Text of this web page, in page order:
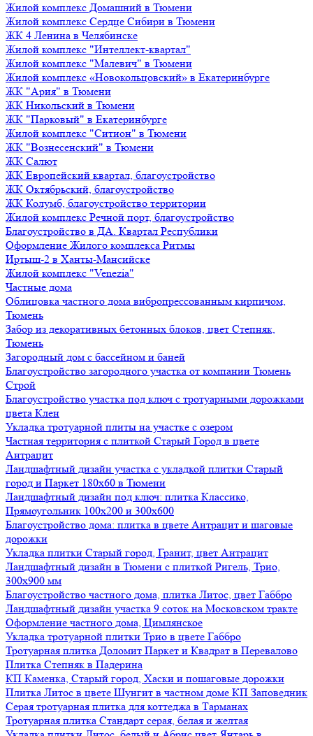
Жилой комплекс Домашний в Тюмени
Жилой комплекс Сердце Сибири в Тюмени
ЖК 4 Ленина в Челябинске
Жилой комплекс "Интеллект-квартал"
Жилой комплекс "Малевич" в Тюмени
Жилой комплекс «Новокольцовский» в Екатеринбурге
ЖК "Ария" в Тюмени
ЖК Никольский в Тюмени
ЖК "Парковый" в Екатеринбурге
Жилой комплекс "Ситион" в Тюмени
ЖК "Вознесенский" в Тюмени
ЖК Салют
ЖК Европейский квартал, благоустройство
ЖК Октябрьский, благоустройство
ЖК Колумб, благоустройство территории
Жилой комплекс Речной порт, благоустройство
Благоустройство в ДА. Квартал Республики
Оформление Жилого комплекса Ритмы
Иртыш-2 в Ханты-Мансийске
Жилой комплекс "Venezia"
Частные дома
Облицовка частного дома вибропрессованным кирпичом,
Тюмень
Забор из декоративных бетонных блоков, цвет Степняк,
Тюмень
Загородный дом с бассейном и баней
Благоустройство загородного участка от компании Тюмень
Строй
Благоустройство участка под ключ с тротуарными дорожками
цвета Клен
Укладка тротуарной плиты на участке с озером
Частная территория с плиткой Старый Город в цвете
Антрацит
Ландшафтный дизайн участка с укладкой плитки Старый
город и Паркет 180х60 в Тюмени
Ландшафтный дизайн под ключ: плитка Классико,
Прямоугольник 100х200 и 300х600
Благоустройство дома: плитка в цвете Антрацит и шаговые
дорожки
Укладка плитки Старый город, Гранит, цвет Антрацит
Ландшафтный дизайн в Тюмени с плиткой Ригель, Трио,
300х900 мм
Благоустройство частного дома, плитка Литос, цвет Габбро
Ландшафтный дизайн участка 9 соток на Московском тракте
Оформление частного дома, Цимлянское
Укладка тротуарной плитки Трио в цвете Габбро
Тротуарная плитка Доломит Паркет и Квадрат в Перевалово
Плитка Степняк в Падерина
КП Каменка, Старый город, Хаски и пошаговые дорожки
Плитка Литос в цвете Шунгит в частном доме КП Заповедник
Серая тротуарная плитка для коттеджа в Тарманах
Тротуарная плитка Стандарт серая, белая и желтая